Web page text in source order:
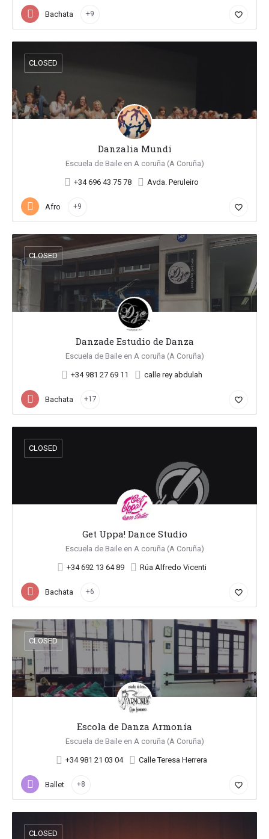
Bachata +9 favorite_border
Danzalia Mundi
Escuela de Baile en A coruña (A Coruña)
+34 696 43 75 78 Avda. Peruleiro
CLOSED
Afro +9 favorite_border
Danzade Estudio de Danza
Escuela de Baile en A coruña (A Coruña)
+34 981 27 69 11 calle rey abdulah
CLOSED
Bachata +17 favorite_border
Get Uppa! Dance Studio
Escuela de Baile en A coruña (A Coruña)
+34 692 13 64 89 Rúa Alfredo Vicenti
CLOSED
Bachata +6 favorite_border
Escola de Danza Armonía
Escuela de Baile en A coruña (A Coruña)
+34 981 21 03 04 Calle Teresa Herrera
CLOSED
Ballet +8 favorite_border
CLOSED